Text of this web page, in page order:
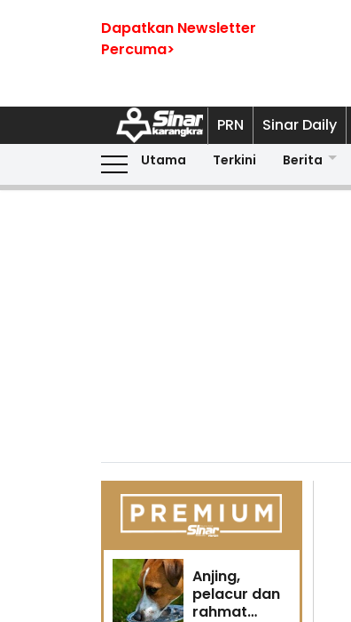
Dapatkan Newsletter
Percuma>
PRN Sinar Daily
Utama Terkini Berita
Anjing,
pelacur dan
rahmat